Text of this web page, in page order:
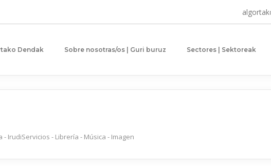
Dendak Sobre nosotras/os | Guri buruz Sectores | Sektoreak
- IrudiServicios - Librería - Música - Imagen